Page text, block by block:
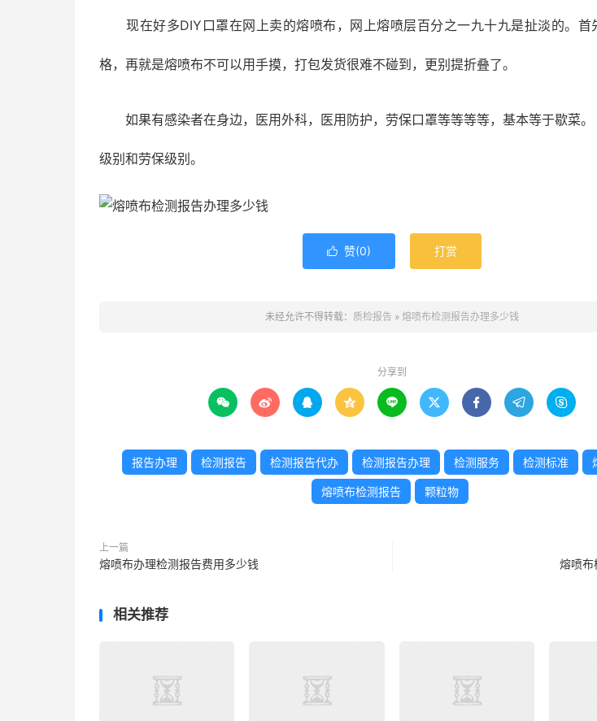
现在好多DIY口罩在网上卖的熔喷布，网上熔喷层百分之一九十九是扯淡的。首
格，再就是熔喷布不可以用手摸，打包发货很难不碰到，更别提折叠了。
如果有感染者在身边，医用外科，医用防护，劳保口罩等等等等，基本等于歇菜
级别和劳保级别。
 赞(0) 打赏
未经允许不得转载： 质检报告 » 熔喷布检测报告办理多少钱
分享到
        
报告办理 检测报告 检测报告代办 检测报告办理 检测服务 检测标准
熔喷布检测报告 颗粒物
上一篇
熔喷布办理检测报告费用多少钱 熔喷布
相关推荐